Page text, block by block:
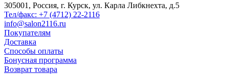
305001, Россия, г. Курск, ул. Карла Либкнехта, д.5
Тел/факс: +7 (4712) 22-2116
info@salon2116.ru
Покупателям
Доставка
Способы оплаты
Бонусная программа
Возврат товара